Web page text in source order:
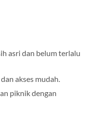
asri dan belum terlalu
akses mudah.
piknik dengan